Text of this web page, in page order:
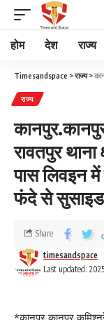
होम देश राज्य
Timesandspace >राज्य>
राज्य
रावतपुर
पास लिवइन
फंदे से सुसाइड
Last updated:
timesandspace
Share